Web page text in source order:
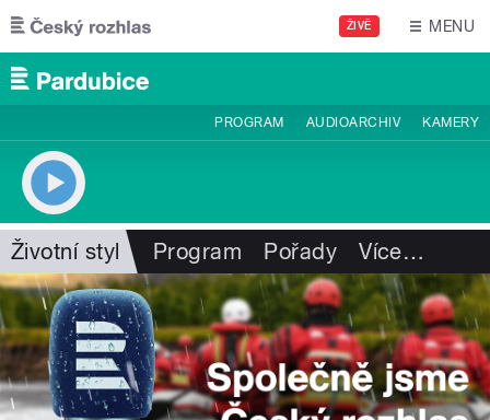
Přejít k hlavnímu obsahu
ŽIVĚ MENU
PROGRAM AUDIOARCHIV KAMERY
Životní styl Program Pořady Více…